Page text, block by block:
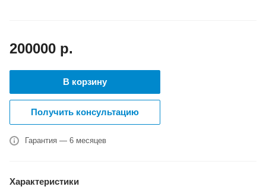
200000 р.
В корзину
Получить консультацию
Гарантия — 6 месяцев
Характеристики